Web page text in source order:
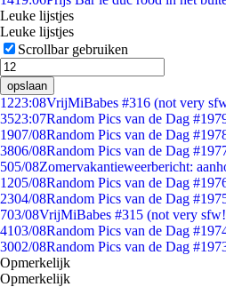
Leuke lijstjes
Leuke lijstjes
Scrollbar gebruiken
opslaan
1223:08VrijMiBabes #316 (not very
3523:07Random Pics van de Dag
1907/08Random Pics van de Dag
3806/08Random Pics van de Dag
505/08Zomervakantieweerbericht:
1205/08Random Pics van de Dag
2304/08Random Pics van de Dag
703/08VrijMiBabes #315 (not very
4103/08Random Pics van de Dag
3002/08Random Pics van de Dag
Opmerkelijk
Opmerkelijk